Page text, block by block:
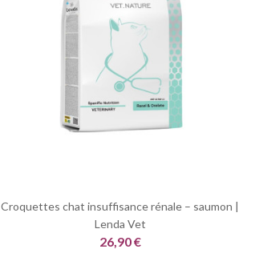
Croquettes chat insuffisance rénale – saumon |
Lenda Vet
26,90 €